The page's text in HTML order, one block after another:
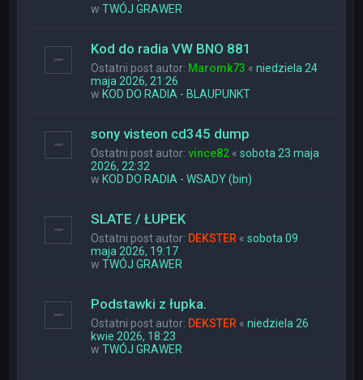
wTWÓJ GRAWER
Kod do radia VW BNO 881
Ostatni post autor: Maromk73 «niedziela 24
maja 2026, 21:26
w KOD DO RADIA - BLAUPUNKT
sony visteon cd345 dump
Ostatni post autor:vince82 «sobota 23 maja
2026, 22:32
w KOD DO RADIA - WSADY (bin)
SLATE / ŁUPEK
Ostatni post autor: DEKSTER «sobota 09
maja 2026, 19:17
wTWÓJ GRAWER
Podstawki z łupka.
Ostatni post autor: DEKSTER «niedziela 26
kwie 2026, 18:23
wTWÓJ GRAWER